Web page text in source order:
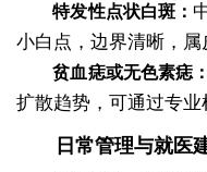
特发性点状白斑：
小白点，边界清晰，属
贫血痣或无色素痣：
扩散趋势，可通过专业
日常管理与就医